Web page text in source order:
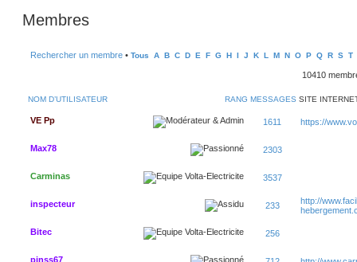
Membres
Rechercher un membre • Tous A B C D E F G H I J K L M N O P Q R S T
10410
RANG
NOM D’UTILISATEUR MESSAGES SITE
VE Pp 1611 https://
Max78 2303
Carminas 3537
inspecteur 233
http://
Bitec 256
pinss67